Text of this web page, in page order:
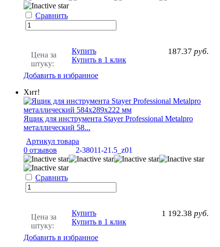
Сравнить
Цена за
штуку:
187.37 руб.
Купить
Купить в 1 клик
Добавить в избранное
Хит!
Ящик для инструмента Stayer Professional Metalpro
металлический 58...
Артикул товара
2-38011-21.5_z01
0 отзывов
Сравнить
Цена за
штуку:
1 192.38 руб.
Купить
Купить в 1 клик
Добавить в избранное